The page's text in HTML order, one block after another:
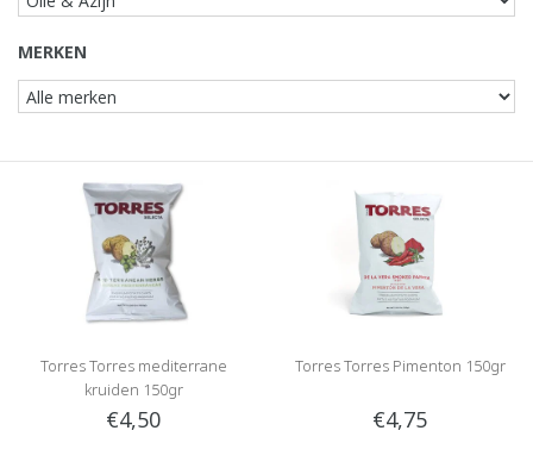
MERKEN
Torres Torres mediterrane
kruiden 150gr
€4,50
Torres Torres Pimenton 150gr
€4,75